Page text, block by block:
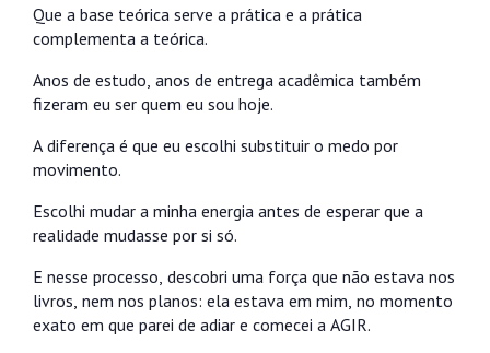
Que a base teórica serve a prática e a prática
complementa a teórica.
Anos de estudo, anos de entrega acadêmica também
fizeram eu ser quem eu sou hoje.
A diferença é que eu escolhi substituir o medo por
movimento.
Escolhi mudar a minha energia antes de esperar que a
realidade mudasse por si só.
E nesse processo, descobri uma força que não estava nos
livros, nem nos planos: ela estava em mim, no momento
exato em que parei de adiar e comecei a AGIR.